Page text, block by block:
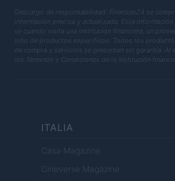
Descargo de responsabilidad: Finanzas24 se
información precisa y actualizada. Esta
ve cuando visita una institución financiera, un
sitio de productos específicos. Todos los
de compra y servicios se presentan sin garantía. Al
los Términos y Condiciones de la institución
ITALIA
Casa Magazine
Cineverse Magazine